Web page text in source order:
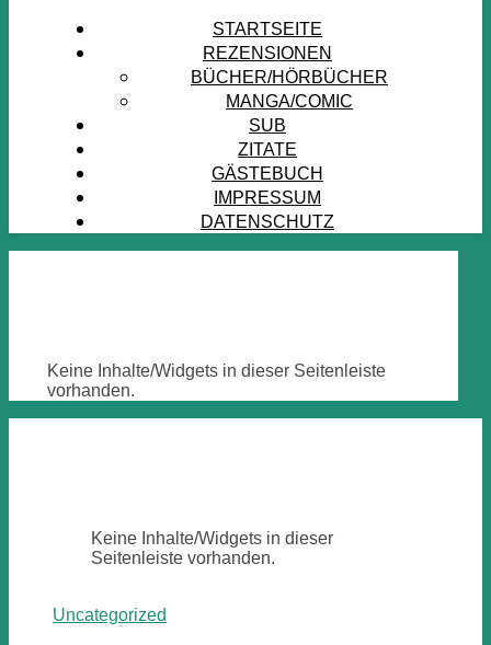
STARTSEITE
REZENSIONEN
BÜCHER/HÖRBÜCHER
MANGA/COMIC
SUB
ZITATE
GÄSTEBUCH
IMPRESSUM
DATENSCHUTZ
Keine Inhalte/Widgets in dieser Seitenleiste
vorhanden.
Keine Inhalte/Widgets in dieser
Seitenleiste vorhanden.
Uncategorized